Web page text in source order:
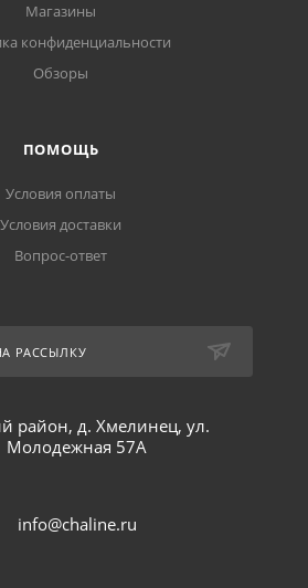
Магазины
конфиденциальности
Обзоры
ПОМОЩЬ
Условия оплаты
Условия доставки
Вопрос-ответ
РАССЫЛКУ
район, д. Хмелинец, ул.
Молодежная 57А
info@chaline.ru